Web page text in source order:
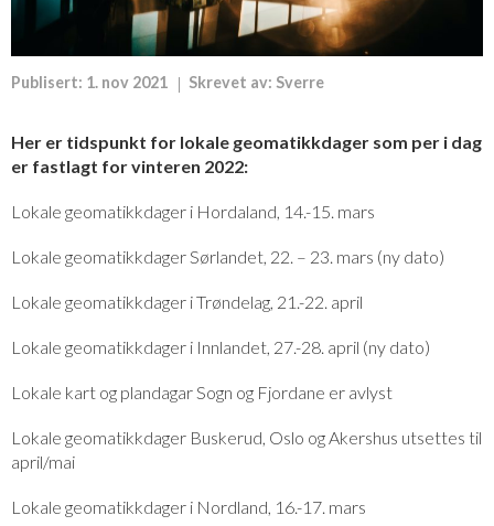
Publisert: 1. nov 2021 Skrevet av: Sverre
Her er tidspunkt for lokale geomatikkdager som per i dag
er fastlagt for vinteren 2022:
Lokale geomatikkdager i Hordaland, 14.-15. mars
Lokale geomatikkdager Sørlandet, 22. – 23. mars (ny dato)
Lokale geomatikkdager i Trøndelag, 21.-22. april
Lokale geomatikkdager i Innlandet, 27.-28. april (ny dato)
Lokale kart og plandagar Sogn og Fjordane er avlyst
Lokale geomatikkdager Buskerud, Oslo og Akershus utsettes til
april/mai
Lokale geomatikkdager i Nordland, 16.-17. mars